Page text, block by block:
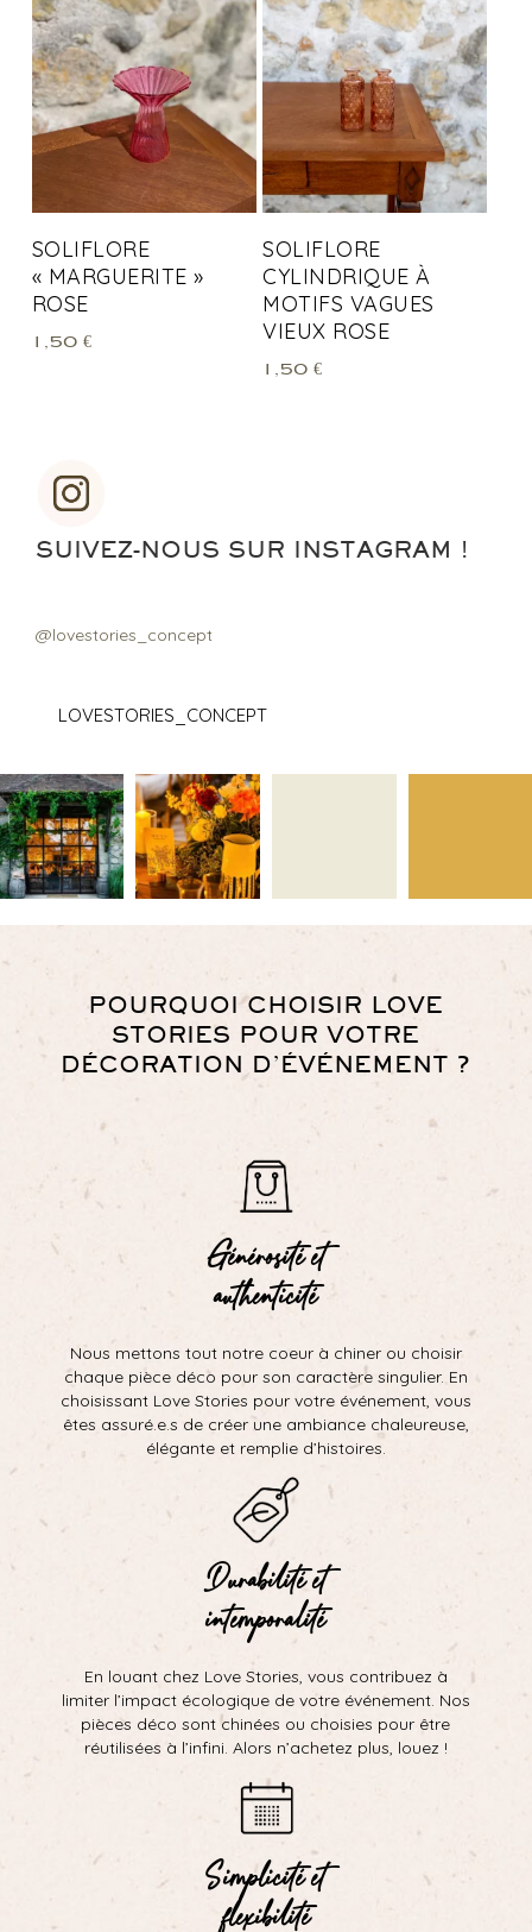
SOLIFLORE
« MARGUERITE »
ROSE
1,50 €
SOLIFLORE
CYLINDRIQUE À
MOTIFS VAGUES
VIEUX ROSE
1,50€
SUIVEZ-NOUS SUR INSTAGRAM !
@lovestories_concept
LOVESTORIES_CONCEPT
POURQUOI CHOISIR LOVE
STORIES POUR VOTRE
DÉCORATION D’ÉVÉNEMENT ?
Générosité et
authenticité
Nous mettons tout notre coeur à chiner ou choisir
chaque pièce déco pour son caractère singulier. En
choisissant Love Stories pour votre événement, vous
êtes assuré.e.s de créer une ambiance chaleureuse,
élégante et remplie d’histoires.
Durabilité et
intemporalité
En louant chez Love Stories, vous contribuez à
limiter l’impact écologique de votre événement. Nos
pièces déco sont chinées ou choisies pour être
réutilisées à l’infini. Alors n’achetez plus, louez !
Simplicité et
flexibilité